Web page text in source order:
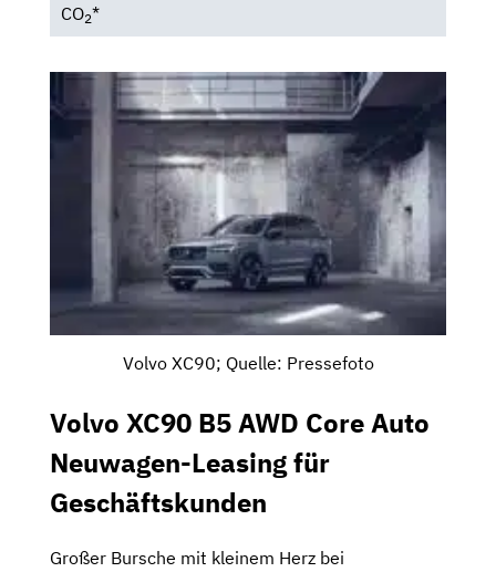
CO2*
Volvo XC90; Quelle: Pressefoto
Volvo XC90 B5 AWD Core Auto
Neuwagen-Leasing für
Geschäftskunden
Großer Bursche mit kleinem Herz bei